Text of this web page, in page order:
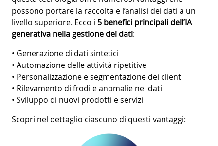
possono portare la raccolta e l’analisi dei dati a un
livello superiore. Ecco i 5 benefici principali dell’IA
generativa nella gestione dei dati:
• Generazione di dati sintetici
• Automazione delle attività ripetitive
• Personalizzazione e segmentazione dei clienti
• Rilevamento di frodi e anomalie nei dati
• Sviluppo di nuovi prodotti e servizi
Scopri nel dettaglio ciascuno di questi vantaggi: